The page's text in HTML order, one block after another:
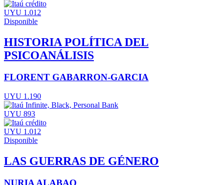
UYU 1.012
Disponible
HISTORIA POLÍTICA DEL
PSICOANÁLISIS
FLORENT GABARRON-GARCIA
UYU 1.190
UYU 893
UYU 1.012
Disponible
LAS GUERRAS DE GÉNERO
NURIA ALABAO